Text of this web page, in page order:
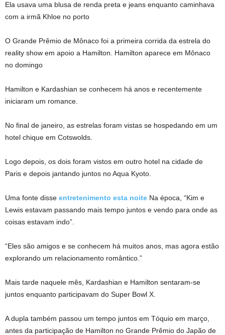
Ela usava uma blusa de renda preta e jeans enquanto caminhava
com a irmã Khloe no porto
O Grande Prêmio de Mônaco foi a primeira corrida da estrela do
reality show em apoio a Hamilton. Hamilton aparece em Mônaco
no domingo
Hamilton e Kardashian se conhecem há anos e recentemente
iniciaram um romance.
No final de janeiro, as estrelas foram vistas se hospedando em um
hotel chique em Cotswolds.
Logo depois, os dois foram vistos em outro hotel na cidade de
Paris e depois jantando juntos no Aqua Kyoto.
Uma fonte disse entretenimento esta noite Na época, “Kim e
Lewis estavam passando mais tempo juntos e vendo para onde as
coisas estavam indo”.
“Eles são amigos e se conhecem há muitos anos, mas agora estão
explorando um relacionamento romântico.”
Mais tarde naquele mês, Kardashian e Hamilton sentaram-se
juntos enquanto participavam do Super Bowl X.
A dupla também passou um tempo juntos em Tóquio em março,
antes da participação de Hamilton no Grande Prêmio do Japão de